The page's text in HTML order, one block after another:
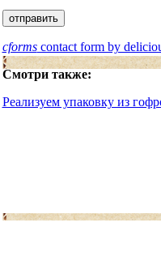
cformscontact form by
Смотри также:
Реализуем упаковку из